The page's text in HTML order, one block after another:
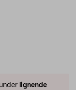
lignende